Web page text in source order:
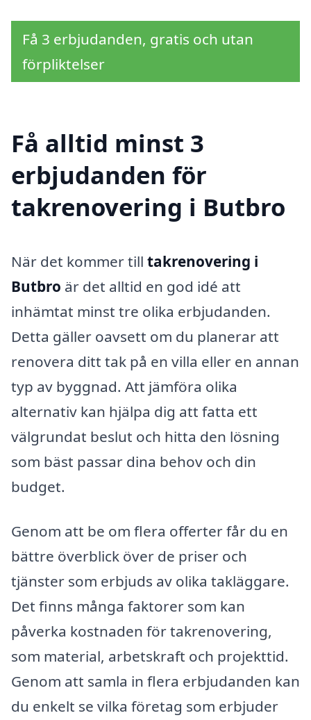
Få 3 erbjudanden, gratis och utan
förpliktelser
Få alltid minst 3
erbjudanden för
takrenovering i Butbro
När det kommer till takrenovering i
Butbro är det alltid en god idé att
inhämtat minst tre olika erbjudanden.
Detta gäller oavsett om du planerar att
renovera ditt tak på en villa eller en annan
typ av byggnad. Att jämföra olika
alternativ kan hjälpa dig att fatta ett
välgrundat beslut och hitta den lösning
som bäst passar dina behov och din
budget.
Genom att be om flera offerter får du en
bättre överblick över de priser och
tjänster som erbjuds av olika takläggare.
Det finns många faktorer som kan
påverka kostnaden för takrenovering,
som material, arbetskraft och projekttid.
Genom att samla in flera erbjudanden kan
du enkelt se vilka företag som erbjuder